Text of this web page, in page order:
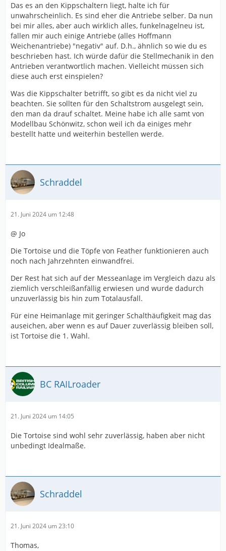
Das es an den Kippschaltern liegt, halte ich für
unwahrscheinlich. Es sind eher die Antriebe selber. Da nun
bei mir alles, aber auch wirklich alles, funkelnagelneu ist,
fallen mir auch einige Antriebe (alles Hoffmann
Weichenantriebe) "negativ" auf. D.h., ähnlich so wie du es
beschrieben hast. Ich würde dafür die Stellmechanik in den
Antrieben verantwortlich machen. Vielleicht müssen sich
diese auch erst einspielen?
Was die Kippschalter betrifft, so gibt es da nicht viel zu
beachten. Sie sollten für den Schaltstrom ausgelegt sein,
den man da drauf schaltet. Meine habe ich alle samt von
Modellbau Schönwitz, schon weil ich da einiges mehr
bestellt hatte und weiterhin bestellen werde.
Schraddel
21. Juni 2024 um 12:48
@ Jo
Die Tortoise und die Töpfe von Feather funktionieren auch
noch nach Jahrzehnten einwandfrei.
Der Rest hat sich auf der Messeanlage im Vergleich dazu als
ziemlich verschleißanfällig erwiesen und wurde dadurch
unzuverlässig bis hin zum Totalausfall.
Für eine Heimanlage mit geringer Schalthäufigkeit mag das
auseichen, aber wenn es auf Dauer zuverlässig bleiben soll,
ist Tortoise die 1. Wahl.
BC RAILroader
21. Juni 2024 um 14:05
Die Tortoise sind wohl sehr zuverlässig, haben aber nicht
unbedingt Idealmaße.
Schraddel
21. Juni 2024 um 23:10
Thomas,